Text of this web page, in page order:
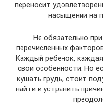
переносит
насыщении на
Не обязательно
перечисленных
Каждый ребенок,
свои особенности. Но
кушать грудь, стоит
найти и устранить